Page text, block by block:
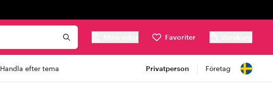
Favoriter
Handla efter tema Privatperson Företag